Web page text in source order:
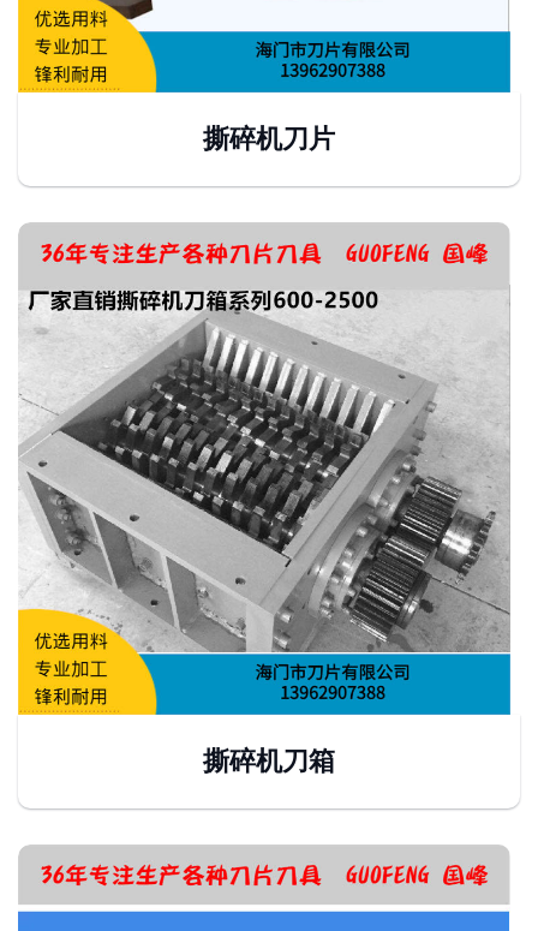
撕碎机刀片
撕碎机刀箱